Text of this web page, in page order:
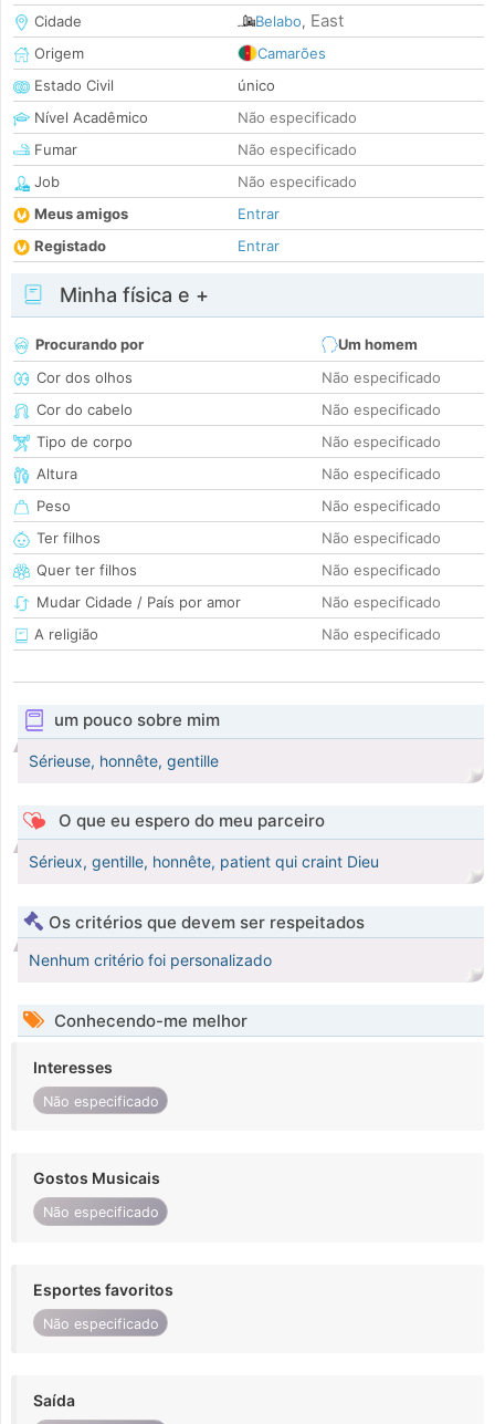
Cidade
Belabo, East
Origem
Camarões
Estado Civil
único
Nível Acadêmico
Não especificado
Fumar
Não especificado
Job
Não especificado
Meus amigos
Entrar
Registado
Entrar
Minha física e +
Procurando por
Um homem
Cor dos olhos
Não especificado
Cor do cabelo
Não especificado
Tipo de corpo
Não especificado
Altura
Não especificado
Peso
Não especificado
Ter filhos
Não especificado
Quer ter filhos
Não especificado
Mudar Cidade / País por amor
Não especificado
A religião
Não especificado
um pouco sobre mim
Sérieuse, honnête, gentille
O que eu espero do meu parceiro
Sérieux, gentille, honnête, patient qui craint Dieu
Os critérios que devem ser respeitados
Nenhum critério foi personalizado
Conhecendo-me melhor
Interesses
Não especificado
Gostos Musicais
Não especificado
Esportes favoritos
Não especificado
Saída